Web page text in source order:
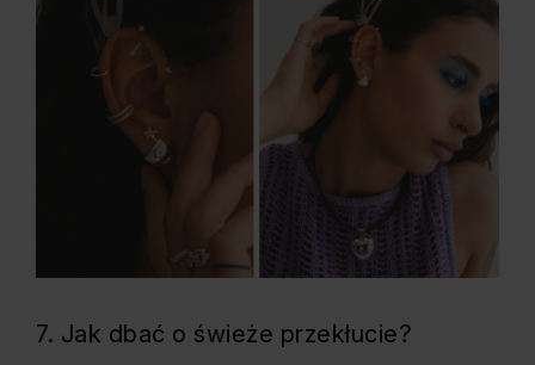
7. Jak dbać o świeże przekłucie?